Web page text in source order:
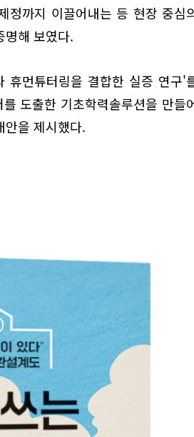
정까지 이끌어내는 등 현장 중심
명해 보였다.
휴먼튜터링을 결합한 실증 연구'
도출한 기초학력솔루션을 만들
안을 제시했다.